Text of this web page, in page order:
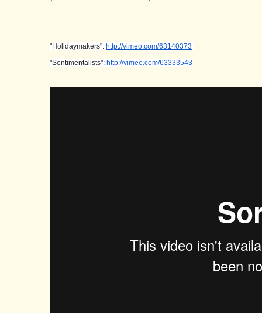
"Holidaymakers": http://vimeo.com/63140373
"Sentimentalists": http://vimeo.com/63333543